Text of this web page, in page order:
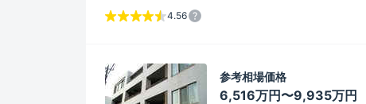
4.56
参考相場価格
6,516万円〜9,935万円